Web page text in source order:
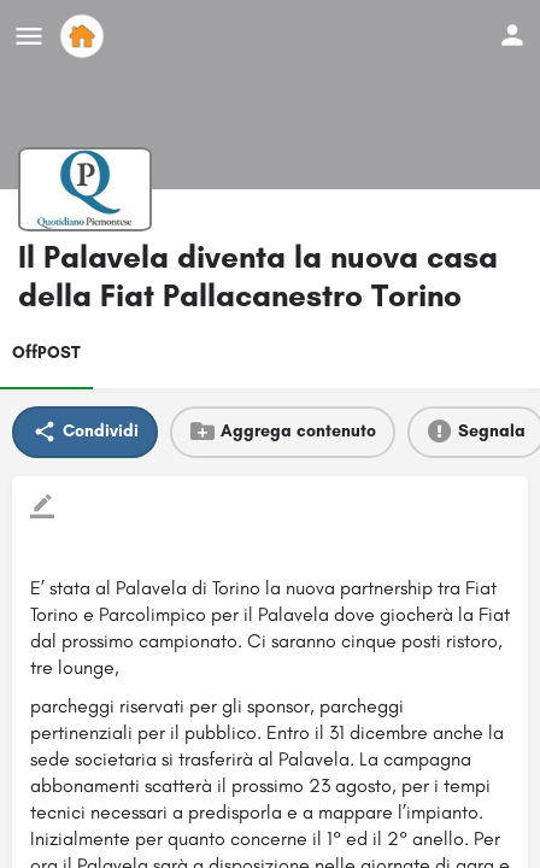
Il Palavela diventa la nuova casa
della Fiat Pallacanestro Torino
OffPOST
Condividi Aggrega contenuto Segnala
E’ stata al Palavela di Torino la nuova partnership tra Fiat
Torino e Parcolimpico per il Palavela dove giocherà la Fiat
dal prossimo campionato. Ci saranno cinque posti ristoro,
tre lounge,
parcheggi riservati per gli sponsor, parcheggi
pertinenziali per il pubblico. Entro il 31 dicembre anche la
sede societaria si trasferirà al Palavela. La campagna
abbonamenti scatterà il prossimo 23 agosto, per i tempi
tecnici necessari a predisporla e a mappare l’impianto.
Inizialmente per quanto concerne il 1° ed il 2° anello. Per